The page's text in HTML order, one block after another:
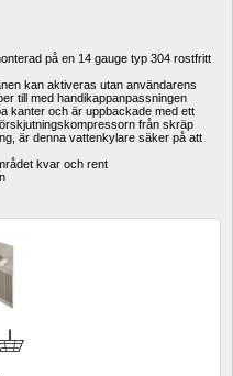
på en 14 gauge typ 304 rostfritt
kan aktiveras utan användarens
till med handikappanpassningen
kanter och är uppbackade med ett
från skräp
är denna vattenkylare säker på att
kvar och rent